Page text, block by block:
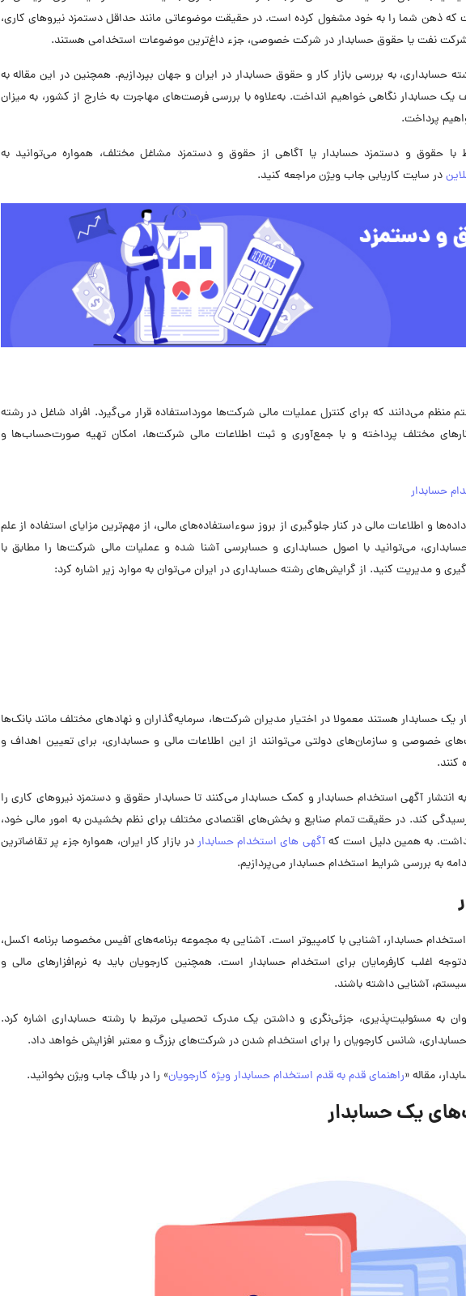
ذهن شما را به خود مشغول کرده است. در حقیقت موضوعاتی مانند حداقل دستمزد نیروهای کاری،
نفت یا حقوق حسابدار در شرکت خصوصی، جزء داغ‌ترین موضوعات استخدامی هستند.
به بررسی بازار کار و حقوق حسابدار در ایران و جهان بپردازیم. همچنین در این مقاله به
حسابدار نگاهی خواهیم انداخت. به‌علاوه با بررسی فرصت‌های مهاجرت به خارج از کشور، به میزان
پرداخت.
با حقوق و دستمزد حسابدار یا آگاهی از حقوق و دستمزد مشاغل مختلف، همواره می‌توانید به
در سایت کاریابی جاب ویژن مراجعه کنید.
می‌دانند که برای کنترل عملیات مالی شرکت‌ها مورداستفاده قرار می‌گیرد. افراد شاغل در رشته
مختلف پرداخته و با جمع‌آوری و ثبت اطلاعات مالی شرکت‌ها، امکان تهیه صورت‌حساب‌ها و
حسابدار
و اطلاعات مالی در کنار جلوگیری از بروز سوءاستفاده‌های مالی، از مهم‌ترین مزایای استفاده از علم
می‌توانید با اصول حسابداری و حسابرسی آشنا شده و عملیات مالی شرکت‌ها را مطابق با
و مدیریت کنید. از گرایش‌های رشته حسابداری در ایران می‌توان به موارد زیر اشاره کرد:
حسابدار هستند معمولا در اختیار مدیران شرکت‌ها، سرمایه‌گذاران و نهادهای مختلف مانند بانک‌ها
خصوصی و سازمان‌های دولتی می‌توانند از این اطلاعات مالی و حسابداری، برای تعیین اهداف و
کنند.
آگهی استخدام حسابدار و کمک حسابدار می‌کنند تا حسابدار حقوق و دستمزد نیروهای کاری را
کند. در حقیقت تمام صنایع و بخش‌های اقتصادی مختلف برای نظم بخشیدن به امور مالی خود،
داشت. به همین دلیل است کهآگهی های استخدام حسابداردر بازار کار ایران، همواره جزء پر تقاضاترین
به بررسی شرایط استخدام حسابدار می‌پردازیم.
حسابدار، آشنایی با کامپیوتر است. آشنایی به مجموعه برنامه‌های آفیس مخصوصا برنامه اکسل،
اغلب کارفرمایان برای استخدام حسابدار است. همچنین کارجویان باید به نرم‌افزارهای مالی و
آشنایی داشته باشند.
به مسئولیت‌پذیری، جزئی‌نگری و داشتن یک مدرک تحصیلی مرتبط با رشته حسابداری اشاره کرد.
حسابداری، شانس کارجویان را برای استخدام شدن در شرکت‌های بزرگ و معتبر افزایش خواهد داد.
مقاله «راهنمای قدم به قدم استخدام حسابدار ویژه کارجویان» را در بلاگ جاب ویژن بخوانید.
یک حسابدار